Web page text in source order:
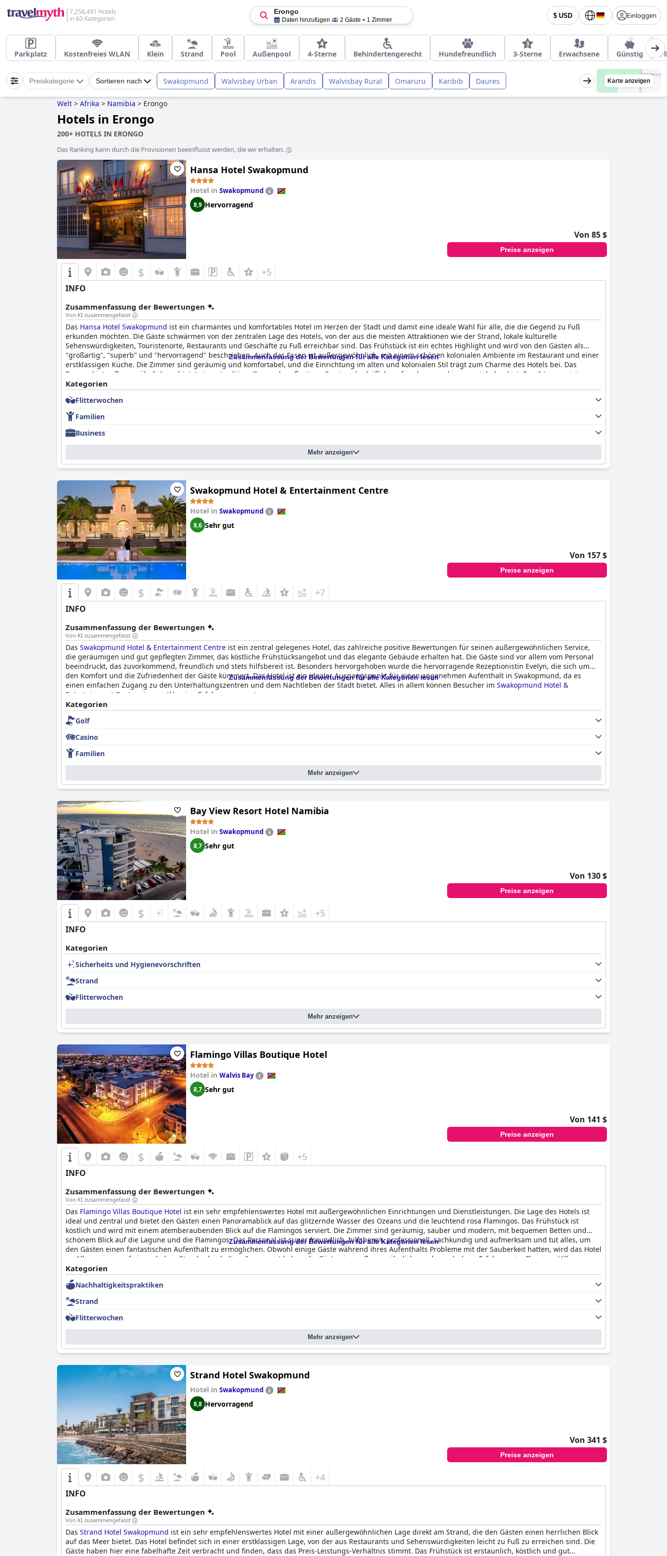
7,258,491 Hotels
in 60 Kategorien
$ USD Einloggen
Erongo
Daten hinzufügen 2 Gäste 1 Zimmer
Parkplatz Kostenfreies WLAN Klein Strand Pool Außenpool 4-Sterne Behindertengerecht Hundefreundlich 3-Sterne Erwachsene Günstig
Preiskategorie Sortieren nach Swakopmund Walvisbay Urban Arandis Walvisbay Rural Omaruru Karibib Daures Karte anzeigen
Welt > Afrika > Namibia > Erongo
Hotels in Erongo
200+ HOTELS IN ERONGO
Das Ranking kann durch die Provisionen beeinflusst werden, die wir erhalten.
Hansa Hotel Swakopmund
Hotel in Swakopmund
8,9 Hervorragend
Von 85 $
Preise anzeigen
$ +5
INFO
Zusammenfassung der Bewertungen
Von KI zusammengefasst
Das Hansa Hotel Swakopmund ist ein charmantes und komfortables Hotel im Herzen der Stadt und damit eine ideale Wahl für alle, die die Gegend zu Fuß
erkunden möchten. Die Gäste schwärmen von der zentralen Lage des Hotels, von der aus die meisten Attraktionen wie der Strand, lokale kulturelle
Sehenswürdigkeiten, Touristenorte, Restaurants und Geschäfte zu Fuß erreichbar sind. Das Frühstück ist ein echtes Highlight und wird von den Gästen als
"großartig", "superb" und "hervorragend" beschrieben. Auch das Essen ist außergewöhnlich, mit einem schönen kolonialen Ambiente im Restaurant und einer
erstklassigen Küche. Die Zimmer sind geräumig und komfortabel, und die Einrichtung im alten und kolonialen Stil trägt zum Charme des Hotels bei. Das
Personal ist außergewöhnlich, es bietet einen traditionellen und großartigen Service, der höflich, aufmerksam und immer einladend ist. Es gibt zwar einige
kleinere Probleme mit den Parkplätzen und den veralteten Matratzen, aber die allgemeine Sauberkeit und der gute Zustand des Hotels machen das mehr als
wett. Insgesamt ist dasHansa Hotel Swakopmundeine ausgezeichnete Wahl für alle, die einen komfortablen und charmanten Hotelaufenthalt in Namibia
suchen.
Zusammenfassung der Bewertungen für alle Kategorien lesen
Kategorien
Flitterwochen
Familien
Business
Mehr anzeigen
Swakopmund Hotel & Entertainment Centre
Hotel in Swakopmund
8,6 Sehr gut
Von 157 $
Preise anzeigen
$ +7
INFO
Zusammenfassung der Bewertungen
Von KI zusammengefasst
Das Swakopmund Hotel & Entertainment Centre ist ein zentral gelegenes Hotel, das zahlreiche positive Bewertungen für seinen außergewöhnlichen Service,
die geräumigen und gut gepflegten Zimmer, das köstliche Frühstücksangebot und das elegante Gebäude erhalten hat. Die Gäste sind vor allem vom Personal
beeindruckt, das zuvorkommend, freundlich und stets hilfsbereit ist. Besonders hervorgehoben wurde die hervorragende Rezeptionistin Evelyn, die sich um
den Komfort und die Zufriedenheit der Gäste kümmert. Das Hotel ist ein idealer Ausgangspunkt für einen angenehmen Aufenthalt in Swakopmund, da es
einen einfachen Zugang zu den Unterhaltungszentren und dem Nachtleben der Stadt bietet. Alles in allem können Besucher im Swakopmund Hotel &
Entertainment Centre
eine erstklassige Erfahrung erwarten.
Zusammenfassung der Bewertungen für alle Kategorien lesen
Kategorien
Golf
Casino
Familien
Mehr anzeigen
Bay View Resort Hotel Namibia
Hotel in Swakopmund
8,7 Sehr gut
Von 130 $
Preise anzeigen
$ +5
INFO
Kategorien
Sicherheits und Hygienevorschriften
Strand
Flitterwochen
Mehr anzeigen
Flamingo Villas Boutique Hotel
Hotel in Walvis Bay
8,7 Sehr gut
Von 141 $
Preise anzeigen
$ +5
INFO
Zusammenfassung der Bewertungen
Von KI zusammengefasst
Das Flamingo Villas Boutique Hotel ist ein sehr empfehlenswertes Hotel mit außergewöhnlichen Einrichtungen und Dienstleistungen. Die Lage des Hotels ist
ideal und zentral und bietet den Gästen einen Panoramablick auf das glitzernde Wasser des Ozeans und die leuchtend rosa Flamingos. Das Frühstück ist
köstlich und wird mit einem atemberaubenden Blick auf die Flamingos serviert. Die Zimmer sind geräumig, sauber und modern, mit bequemen Betten und
schönem Blick auf die Lagune und die Flamingos. Das Personal ist super freundlich, hilfsbereit, professionell, sachkundig und aufmerksam und tut alles, um
den Gästen einen fantastischen Aufenthalt zu ermöglichen. Obwohl einige Gäste während ihres Aufenthalts Probleme mit der Sauberkeit hatten, wird das Hotel
im Allgemeinen auf einem hohen Standard gehalten. Insgesamt haben die Gäste eine außergewöhnliche und wunderbare Erfahrung im Flamingo Villas
Boutique Hotel
Zusammenfassung der Bewertungen für alle Kategorien lesen
Kategorien
Nachhaltigkeitspraktiken
Strand
Flitterwochen
Mehr anzeigen
Strand Hotel Swakopmund
Hotel in Swakopmund
8,8 Hervorragend
Von 341 $
Preise anzeigen
$ +4
INFO
Zusammenfassung der Bewertungen
Von KI zusammengefasst
Das Strand Hotel Swakopmund ist ein sehr empfehlenswertes Hotel mit einer außergewöhnlichen Lage direkt am Strand, die den Gästen einen herrlichen Blick
auf das Meer bietet. Das Hotel befindet sich in einer erstklassigen Lage, von der aus Restaurants und Sehenswürdigkeiten leicht zu Fuß zu erreichen sind. Die
Gäste haben hier eine fabelhafte Zeit verbracht und finden, dass das Preis-Leistungs-Verhältnis stimmt. Das Frühstück ist erstaunlich, köstlich und gut